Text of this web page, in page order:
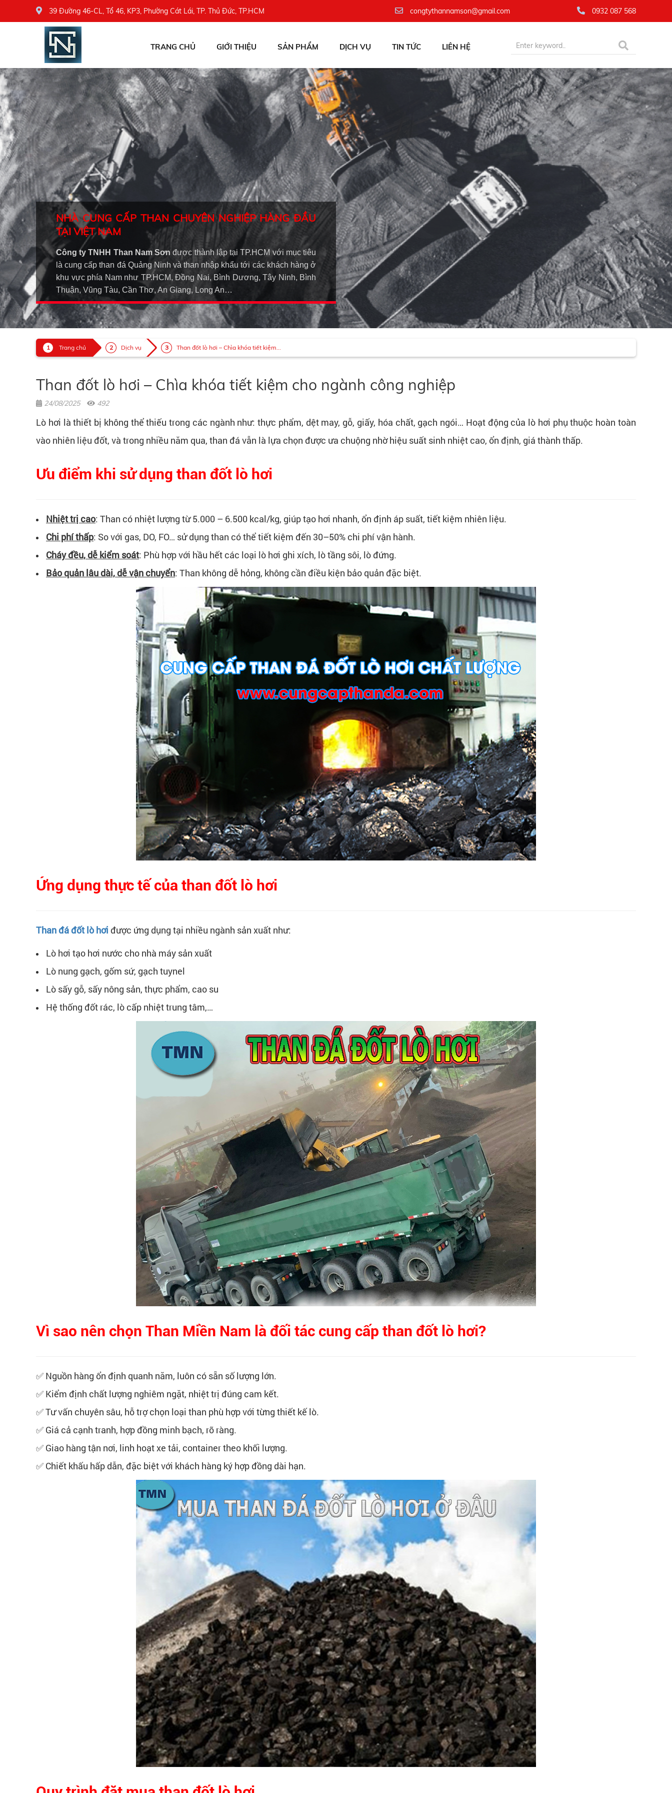
39 Đường 46-CL, Tổ 46, KP3, Phường Cát Lái, TP. Thủ Đức, TP.HCM congtythannamson@gmail.com 0932 087 568
TRANG CHỦ GIỚI THIỆU SẢN PHẨM DỊCH VỤ TIN TỨC LIÊN HỆ
NHÀ CUNG CẤP THAN CHUYÊN NGHIỆP HÀNG ĐẦU
TẠI VIỆT NAM
Công ty TNHH Than Nam Sơnđược thành lập tại TP.HCM với mục tiêu
là cung cấp than đá Quảng Ninh và than nhập khẩu tới các khách hàng ở
khu vực phía Nam như TP.HCM, Đồng Nai, Bình Dương, Tây Ninh, Bình
Thuận, Vũng Tàu, Cần Thơ, An Giang, Long An…
Trang chủ Dịch vụ Than đốt lò hơi – Chìa khóa tiết kiệm...
Than đốt lò hơi – Chìa khóa tiết kiệm cho ngành công nghiệp
24/08/2025 492
Lò hơi là thiết bị không thể thiếu trong các ngành như: thực phẩm, dệt may, gỗ, giấy, hóa chất, gạch ngói… Hoạt động của lò hơi phụ thuộc hoàn toàn
vào nhiên liệu đốt, và trong nhiều năm qua, than đá vẫn là lựa chọn được ưa chuộng nhờ hiệu suất sinh nhiệt cao, ổn định, giá thành thấp.
Ưu điểm khi sử dụng than đốt lò hơi
Nhiệt trị cao: Than có nhiệt lượng từ 5.000 – 6.500 kcal/kg, giúp tạo hơi nhanh, ổn định áp suất, tiết kiệm nhiên liệu.
Chi phí thấp: So với gas, DO, FO… sử dụng than có thể tiết kiệm đến 30–50% chi phí vận hành.
Cháy đều, dễ kiểm soát: Phù hợp với hầu hết các loại lò hơi ghi xích, lò tầng sôi, lò đứng.
Bảo quản lâu dài, dễ vận chuyển: Than không dễ hỏng, không cần điều kiện bảo quản đặc biệt.
Ứng dụng thực tế của than đốt lò hơi
Than đá đốt lò hơi được ứng dụng tại nhiều ngành sản xuất như:
Lò hơi tạo hơi nước cho nhà máy sản xuất
Lò nung gạch, gốm sứ, gạch tuynel
Lò sấy gỗ, sấy nông sản, thực phẩm, cao su
Hệ thống đốt rác, lò cấp nhiệt trung tâm,…
Vì sao nên chọn Than Miền Nam là đối tác cung cấp than đốt lò hơi?
✅ Nguồn hàng ổn định quanh năm, luôn có sẵn số lượng lớn.
✅ Kiểm định chất lượng nghiêm ngặt, nhiệt trị đúng cam kết.
✅ Tư vấn chuyên sâu, hỗ trợ chọn loại than phù hợp với từng thiết kế lò.
✅ Giá cả cạnh tranh, hợp đồng minh bạch, rõ ràng.
✅ Giao hàng tận nơi, linh hoạt xe tải, container theo khối lượng.
✅ Chiết khấu hấp dẫn, đặc biệt với khách hàng ký hợp đồng dài hạn.